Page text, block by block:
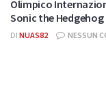
Olimpico
Sonic the Hedgehog
DI NUAS82 NESSUN